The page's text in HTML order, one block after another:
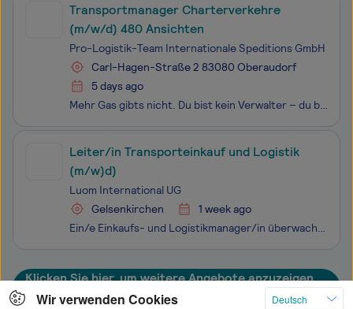
Transportmanager Charterverkehre
(m/w/d) 480 Ansichten
Pro-Logistik-Team Internationale Speditions GmbH
Carl-Hagen-Straße 2 83080 Oberaudorf
5 days ago
Mehr Gas gibts nicht. Du bist kein Verwalter – du bist ein Macher? Perfekt. Dann lies weiter. Charterverkehre sind kein Fremdwort für dich. Du bist Oneway genauso versiert wie Roundtrip. Der Speditionsmarkt ist dein persönliches Spielfeld. Über uns PRO LOGISTIK TEAM – Logistik, die verbindet. Seit 1
Leiter/in Transporteinkauf und Logistik
(m/w)d)
Luom International UG
Gelsenkirchen
1 week ago
Ein/e Einkaufs- und Logistikmanager/in überwacht den Einkauf von Waren und Dienstleistungen sowie den anschließenden Transport, die Lagerung und den Vertrieb, um einen effizienten, kostengünstigen und reibungslosen Ablauf der Lieferkette des Unternehmens zu gewährleisten. Zu den Hauptaufgaben gehör
Klicken Sie hier, um weitere Angebote anzuzeigen
Wir verwenden Cookies
Deutsch